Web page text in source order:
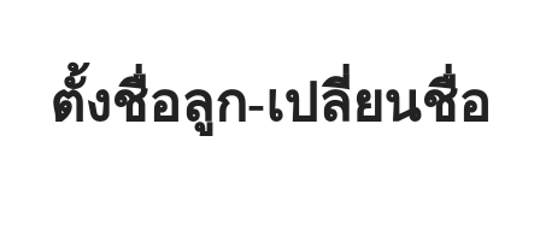
ตั้งชื่อลูก-เปลี่ยนชื่อ